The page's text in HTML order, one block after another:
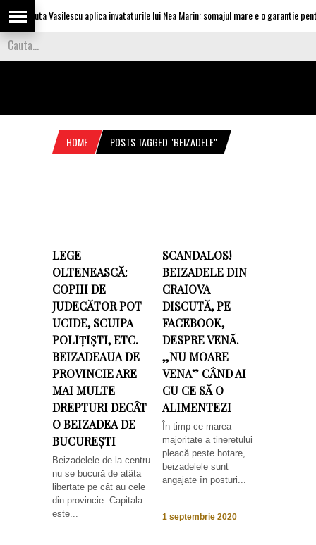
Olguta Vasilescu aplica invataturile lui Nea Marin: somajul mare e o garantie
HOME POSTS TAGGED "BEIZADELE"
LEGE
OLTENEASCĂ:
COPIII DE
JUDECĂTOR POT
UCIDE, SCUIPA
POLIȚIȘTI, ETC.
BEIZADEAUA DE
PROVINCIE ARE
MAI MULTE
DREPTURI DECÂT
O BEIZADEA DE
BUCUREȘTI
Beizadelele de la centru
nu se bucură de atâta
libertate pe cât au cele
din provincie. Capitala
este...
SCANDALOS!
BEIZADELE DIN
CRAIOVA
DISCUTĂ, PE
FACEBOOK,
DESPRE VENĂ.
„NU MOARE
VENA” CÂND AI
CU CE SĂ O
ALIMENTEZI
În timp ce marea
majoritate a tineretului
pleacă peste hotare,
beizadelele sunt
angajate în posturi...
1 septembrie 2020